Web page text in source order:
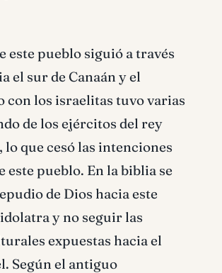
este pueblo siguió a través
el sur de Canaán y el
los israelitas tuvo varias
de los ejércitos del rey
lo que cesó las intenciones
este pueblo. En la biblia se
de Dios hacia este
y no seguir las
expuestas hacia el
Según el antiguo